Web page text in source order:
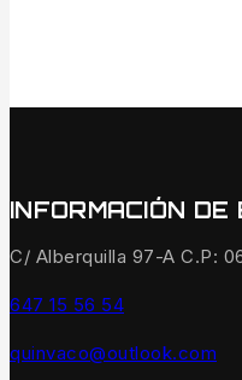
INFORMACIÓN DE
C/ Alberquilla 97-A C.P:
647 15 56 54
quinvaco@outlook.com